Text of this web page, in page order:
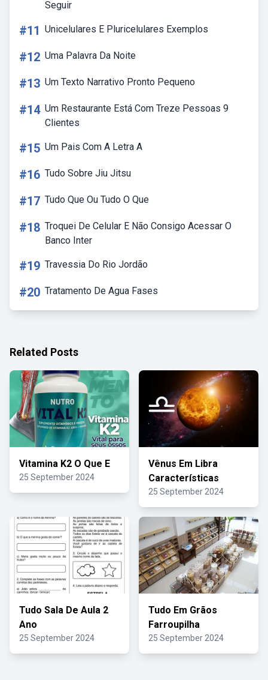
Seguir
#11 Unicelulares E Pluricelulares Exemplos
#12 Uma Palavra Da Noite
#13 Um Texto Narrativo Pronto Pequeno
#14 Um Restaurante Está Com Treze Pessoas 9
Clientes
#15 Um Pais Com A Letra A
#16 Tudo Sobre Jiu Jitsu
#17 Tudo Que Ou Tudo O Que
#18 Troquei De Celular E Não Consigo Acessar O
Banco Inter
#19 Travessia Do Rio Jordão
#20 Tratamento De Agua Fases
Related Posts
Vitamina K2 O Que E
25 September 2024
Vênus Em Libra
Características
25 September 2024
Tudo Sala De Aula 2
Ano
25 September 2024
Tudo Em Grãos
Farroupilha
25 September 2024